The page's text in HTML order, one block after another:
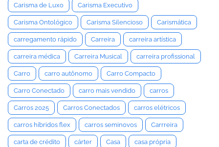
Carisma de Luxo Carisma Executivo
Carisma Ontológico Carisma Silencioso Carismática
carregamento rápido Carreira carreira artística
carreira médica Carreira Musical carreira profissional
Carro carro autônomo Carro Compacto
Carro Conectado carro mais vendido carros
Carros 2025 Carros Conectados carros elétricos
carros híbridos flex carros seminovos Carrreira
carta de crédito cárter Casa casa própria